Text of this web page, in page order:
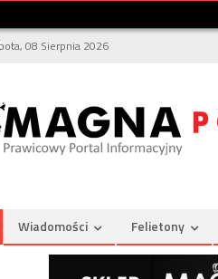
08 Sierpnia 2026
Wiadomości Felietony